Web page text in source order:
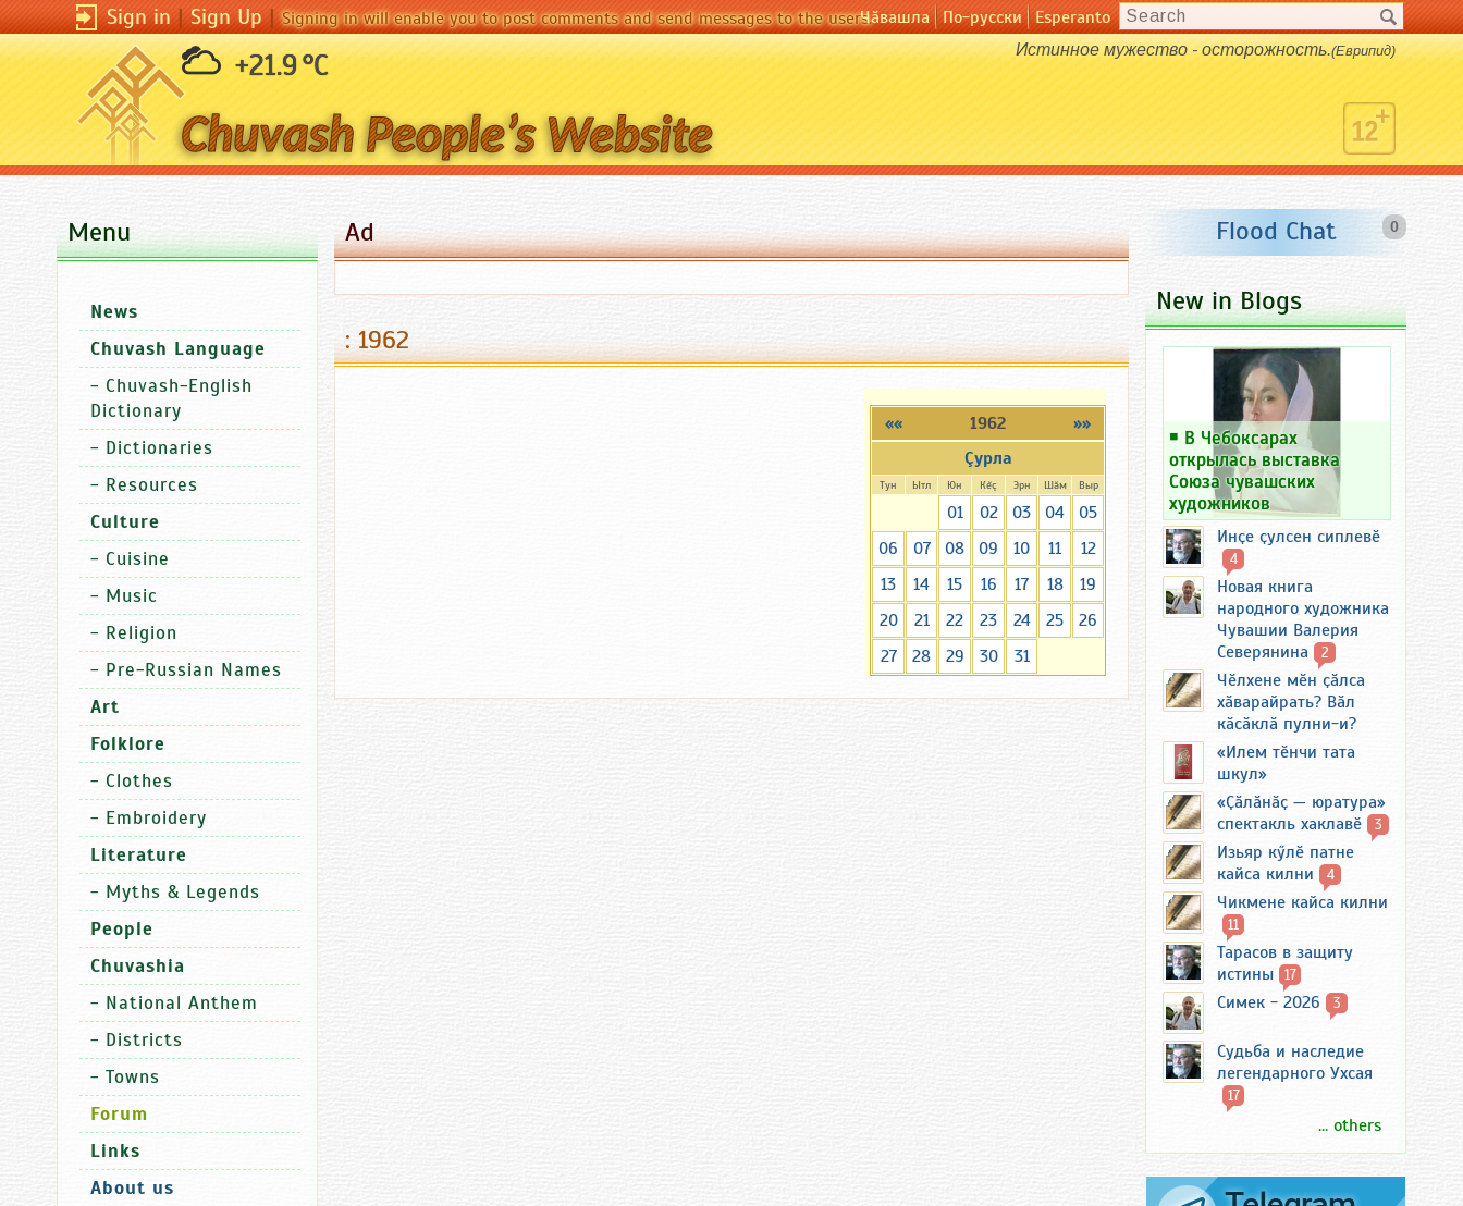
Sign in|Sign Up|Signing in will enable you to post comments and send messages to the users.Чӑвашла По-русски Esperanto
+21.9 °C Истинное мужество - осторожность.(Еврипид)
Ad
: 1962
»»
««
1962
Çурла
Тун Ытл Юн Кĕç Эрн Шăм Выр
01 02 03 04
05
06
07 08 09 10 11
12
13
14 15 16 17 18
19
20
21 22 23 24 25
26
27
28 29 30 31
Menu
News
Chuvash Language
- Chuvash-English
Dictionary
- Dictionaries
- Resources
Culture
- Cuisine
- Music
- Religion
- Pre-Russian Names
Art
Folklore
- Clothes
- Embroidery
Literature
- Myths & Legends
People
Chuvashia
- National Anthem
- Districts
- Towns
Forum
Links
About us
0
Flood Chat
New in Blogs
￭ В Чебоксарах
открылась выставка
Союза чувашских
художников
Инҫе ҫулсен сиплевӗ
4
Новая книга
народного художника
Чувашии Валерия
Северянина
2
Чӗлхене мӗн ҫӑлса
хӑварайрать? Вӑл
кӑсӑклӑ пулни-и?
«Илем тӗнчи тата
шкул»
«Ҫӑлӑнӑҫ — юратура»
спектакль хаклавӗ
3
Изьяр кӳлӗ патне
кайса килни
4
Чикмене кайса килни
11
Тарасов в защиту
истины 17
Симек - 2026 3
Судьба и наследие
легендарного Ухсая
17
... others